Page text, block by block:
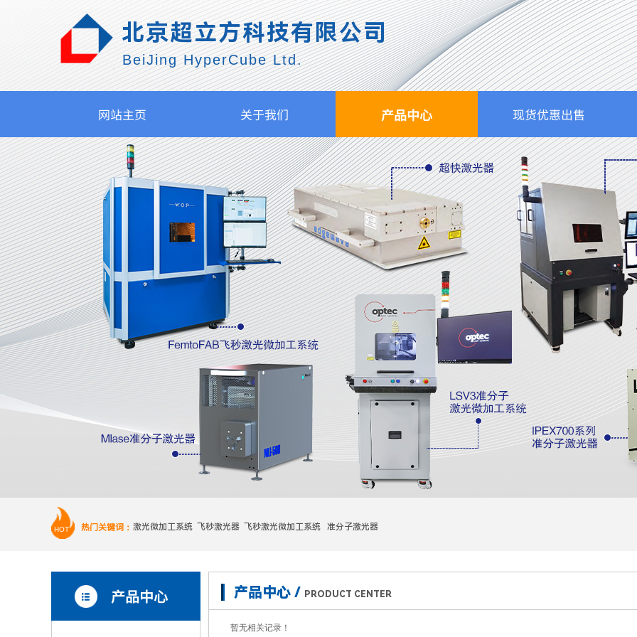
北京超立方科技有限公司
BeiJing HyperCube Ltd.
网站主页 关于我们 产品中心 现货优惠出售
激光微加工系统 飞秒激光器 飞秒激光微加工系统 准分子激光器
热门关键词：
HOT
产品中心 / PRODUCT CENTER
暂无相关记录！
产品中心